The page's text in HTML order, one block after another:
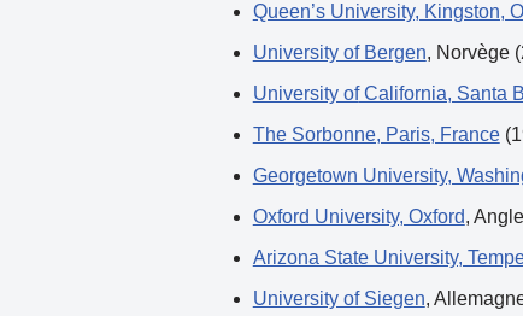
Queen’s University, Kingston,
University of Bergen, Norvège
University ofCalifornia, Santa
The Sorbonne, Paris, France
Georgetown University,
Oxford University, Oxford,
Arizona State University,
University of Siegen,